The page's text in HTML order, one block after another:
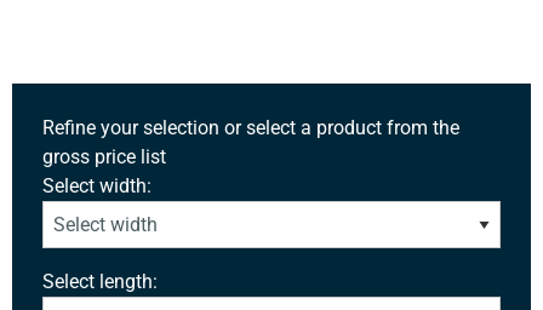
Refine your selection or select a product from the
gross price list
Select width:
Select length: